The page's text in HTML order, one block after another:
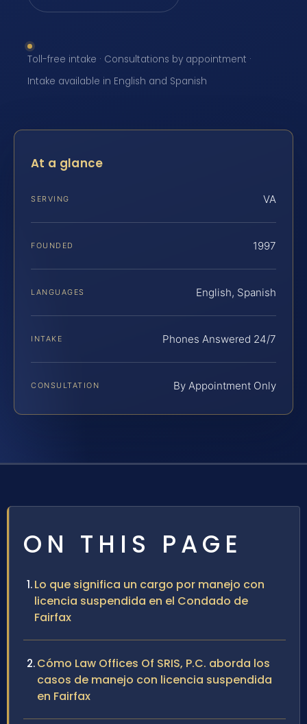
Toll-free intake · Consultations by appointment ·
Intake available in English and Spanish
At a glance
SERVING VA
FOUNDED 1997
LANGUAGES English, Spanish
INTAKE Phones Answered 24/7
CONSULTATION By Appointment Only
ON THIS PAGE
Lo que significa un cargo por manejo con
licencia suspendida en el Condado de
Fairfax
Cómo Law Offices Of SRIS, P.C. aborda los
casos de manejo con licencia suspendida
en Fairfax